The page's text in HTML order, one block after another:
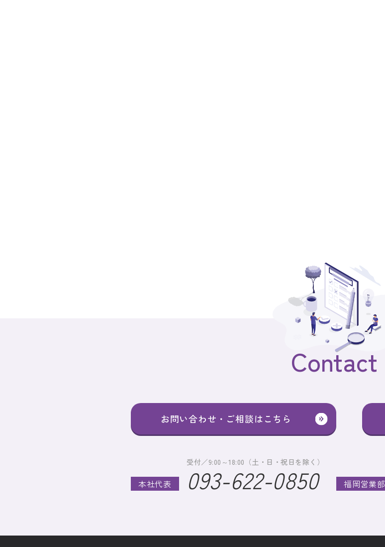
Contact
お問い合わせ・ご相談はこちら
本社代表
受付／9:00～18:00（土・日・祝日を除く）
093-622-0850 福岡営業部